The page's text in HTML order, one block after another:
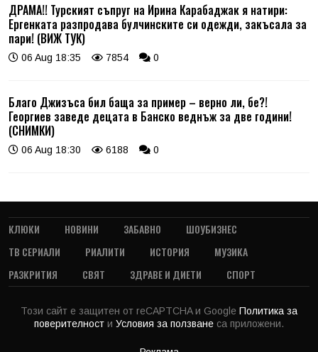
ДРАМА!! Турският съпруг на Ирина Карабаджак я натири:
Ергенката разпродава булчинските си одежди, закъсала за
пари! (ВИЖ ТУК)
06 Aug 18:35 7854 0
Благо Джизъса бил баща за пример – верно ли, бе?!
Георгиев заведе децата в Банско веднъж за две години!
(СНИМКИ)
06 Aug 18:30 6188 0
КЛЮКИ НОВИНИ ЗАБАВНО
ШОУБИЗНЕС
ТВ СЕРИАЛИ
РИАЛИТИ ИСТОРИЯ
МУЗИКА
РАЗКРИТИЯ
СВЯТ ЗДРАВЕ И ДИЕТИ СПОРТ
Този сайт е защитен от reCAPTCHA и Google Политика за
поверителност и Условия за ползване са приложени.